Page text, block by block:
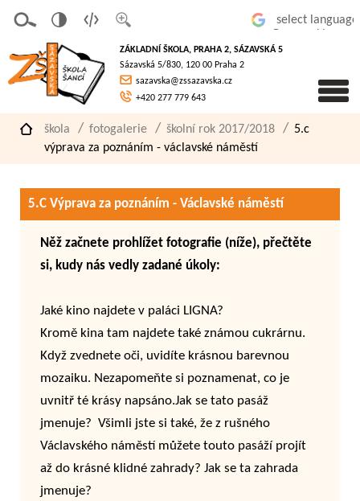
písmo
á
verze
pro
slaboz
raké
ZÁKLADNÍ ŠKOLA, PRAHA 2, SÁZAVSKÁ 5
Sázavská 5/830, 120 00 Praha 2
sazavska@zssazavska.cz
+420 277 779 643
škola fotogalerie školní rok 2017/2018
5.c
výprava za poznáním - václavské náměstí
5.C Výprava za poznáním - Václavské náměstí
Něž začnete prohlížet fotografie (níže), přečtěte
si, kudy nás vedly zadané úkoly:
Jaké kino najdete v paláci LIGNA?
Kromě kina tam najdete také známou cukrárnu.
Když zvednete oči, uvidíte krásnou barevnou
mozaiku. Nezapomeňte si poznamenat, co je
uvnitř té krásy napsáno.Jak se tato pasáž
jmenuje? Všimli jste si také, že z rušného
Václavského náměstí můžete touto pasáží projít
až do krásné klidné zahrady? Jak se ta zahrada
jmenuje?